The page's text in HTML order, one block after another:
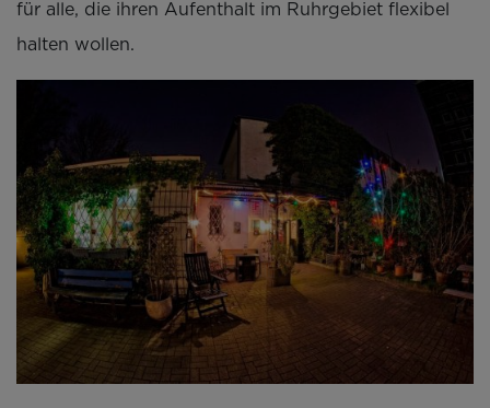
für alle, die ihren Aufenthalt im Ruhrgebiet flexibel
halten wollen.